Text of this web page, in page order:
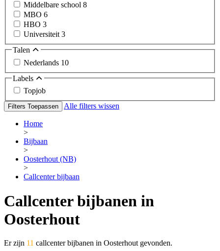
Middelbare school 8
MBO 6
HBO 3
Universiteit 3
Talen
Nederlands 10
Labels
Topjob
Filters Toepassen Alle filters wissen
Home
>
Bijbaan
>
Oosterhout (NB)
>
Callcenter bijbaan
Callcenter bijbanen in
Oosterhout
Er zijn 11 callcenter bijbanen in Oosterhout gevonden.